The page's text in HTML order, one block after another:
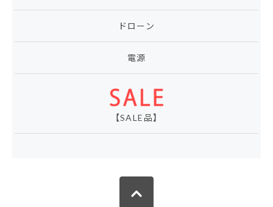
ドローン
電源
【SALE品】